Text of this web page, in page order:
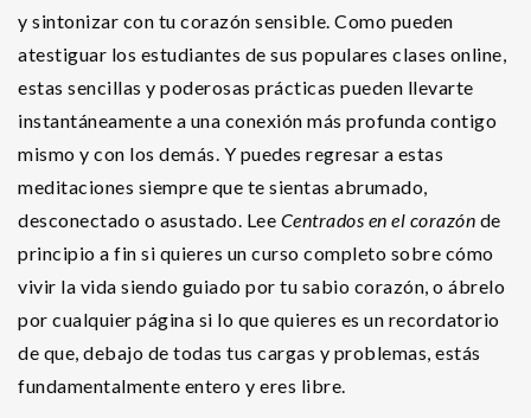
y sintonizar con tu corazón sensible. Como pueden
atestiguar los estudiantes de sus populares clases online,
estas sencillas y poderosas prácticas pueden llevarte
instantáneamente a una conexión más profunda contigo
mismo y con los demás. Y puedes regresar a estas
meditaciones siempre que te sientas abrumado,
desconectado o asustado. Lee Centrados en el corazón de
principio a fin si quieres un curso completo sobre cómo
vivir la vida siendo guiado por tu sabio corazón, o ábrelo
por cualquier página si lo que quieres es un recordatorio
de que, debajo de todas tus cargas y problemas, estás
fundamentalmente entero y eres libre.